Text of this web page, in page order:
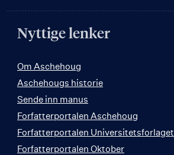
Nyttige lenker
Om Aschehoug
Aschehougs historie
Sende inn manus
Forfatterportalen Aschehoug
Forfatterportalen Universitetsforlaget
Forfatterportalen Oktober